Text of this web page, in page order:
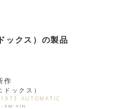
ックス）の製品
作
ックス）
AUTOMATIC
3M-VIN